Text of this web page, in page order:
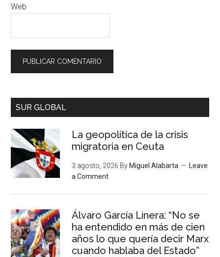
Web
SUR GLOBAL
La geopolítica de la crisis
migratoria en Ceuta
3 agosto, 2026 By Miguel Alabarta
Leave
a Comment
Álvaro García Linera: “No se
ha entendido en más de cien
años lo que quería decir Marx
cuando hablaba del Estado”